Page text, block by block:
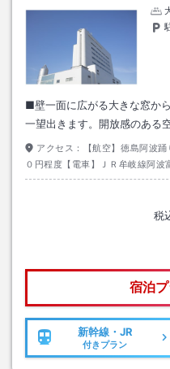
■壁一面に広がる大きな窓か
一望出きます。開放感のある
アクセス：
【航空】徳島阿波
０円程度【電車】ＪＲ牟岐線阿
淡路鳴門自動車道鳴門ＩＣより
税
宿泊
新幹線・JR
付きプラン